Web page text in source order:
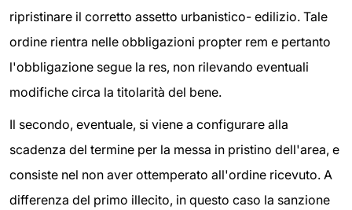
ripristinare il corretto assetto urbanistico- edilizio. Tale
ordine rientra nelle obbligazioni propter rem e pertanto
l'obbligazione segue la res, non rilevando eventuali
modifiche circa la titolarità del bene.
Il secondo, eventuale, si viene a configurare alla
scadenza del termine per la messa in pristino dell'area, e
consiste nel non aver ottemperato all'ordine ricevuto. A
differenza del primo illecito, in questo caso la sanzione